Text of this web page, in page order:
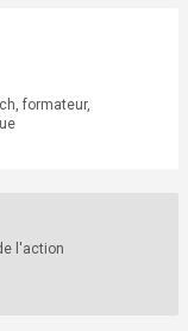
formateur,
l'action